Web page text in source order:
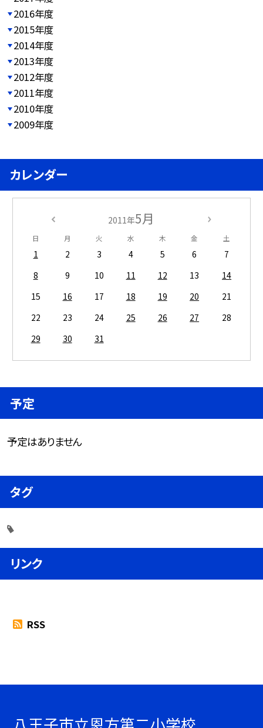
2016年度
2015年度
2014年度
2013年度
2012年度
2011年度
2010年度
2009年度
カレンダー
2011年5月
日 月 火 水 木 金 土
1 2 3 4 5 6
7
8
9 10 11 12 13
14
15
16 17 18 19 20
21
22
23 24 25 26 27
28
29
30 31
予定
予定はありません
タグ
リンク
RSS